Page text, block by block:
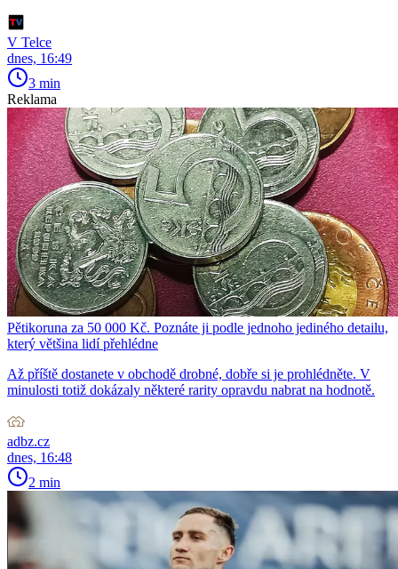
V Telce
dnes, 16:49
3 min
Reklama
Pětikoruna za 50 000 Kč. Poznáte ji podle jednoho jediného detailu,
který většina lidí přehlédne
Až příště dostanete v obchodě drobné, dobře si je prohlédněte. V
minulosti totiž dokázaly některé rarity opravdu nabrat na hodnotě.
adbz.cz
dnes, 16:48
2 min